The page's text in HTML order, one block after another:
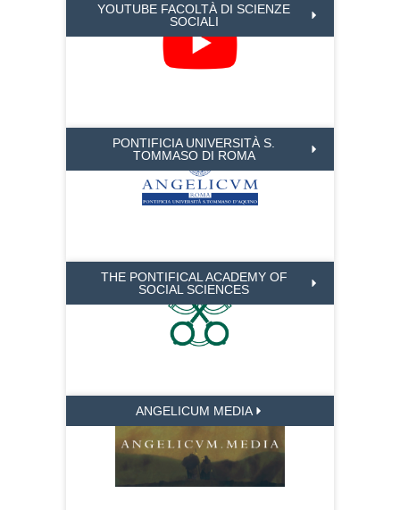
YOUTUBE FACOLTÀ DI SCIENZE
SOCIALI
PONTIFICIA UNIVERSITÀ S.
TOMMASO DI ROMA
THE PONTIFICAL ACADEMY OF
SOCIAL SCIENCES
ANGELICUM MEDIA